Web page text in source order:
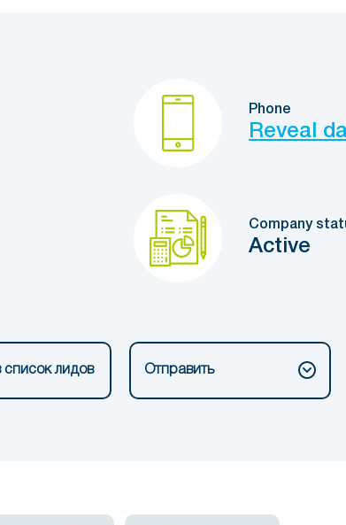
Phone
Reveal
Company
Active
список лидов Отправить